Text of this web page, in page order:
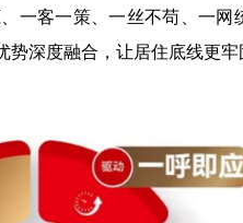
一客一策、一丝不苟、一网
深度融合，让居住底线更牢